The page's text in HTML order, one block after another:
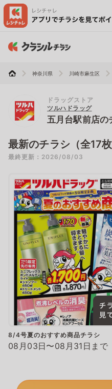
神奈川県 川崎市麻生区
ドラッグストア
ツルハドラッグ
五月台駅前店の
最新のチラシ（全17枚
最終更新：2026/08/03
8/4号夏のおすすめ商品チラシ
08月03日〜08月31日まで